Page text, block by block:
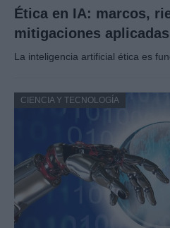
Ética en IA: marcos,
mitigaciones aplicadas
La inteligencia artificial ética es
CIENCIA Y TECNOLOGÍA